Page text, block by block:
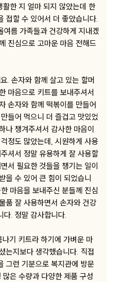
한 지 얼마 되지 않았는데 한
접할 수 있어서 더 좋았습니다.
름 가족들과 건강하게 지내겠
진심으로 고마운 마음 전해드
. 손자와 함께 살고 있는 할머
마음으로 키트를 보내주셔서
손자와 함께 떡볶이를 만들어
들어 먹으니 더 즐겁고 맛있었
나 챙겨주셔서 감사한 마음이
정도 많았는데, 시원하게 사용
셔서 정말 유용하게 잘 사용할
서 필요한 것들을 챙기는 일이
을 수 있어 큰 힘이 되었습니
마음을 보내주신 분들께 진심
품 잘 사용하면서 손자와 건강
다. 정말 감사합니다.
나기 키트라 하기에 가벼운 마
는지보다 생각했습니다. 직접
그런 기분으로 복지관에 방문
은 수량과 다양한 제품 구성